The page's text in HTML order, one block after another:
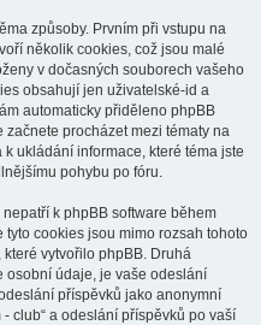
způsoby. Prvním při vstupu na
několik cookies, což jsou malé
v dočasných souborech vašeho
obsahují jen uživatelské-id a
automaticky přiděleno phpBB
začnete procházet mezi tématy na
k ukládání informace, které téma jste
pohybu po fóru.
k phpBB software během
tyto cookies jsou mimo rozsah tohoto
vytvořilo phpBB. Druhá
osobní údaje, je vaše odeslání
příspěvků jako anonymní
club“ a odeslání příspěvků po vaší